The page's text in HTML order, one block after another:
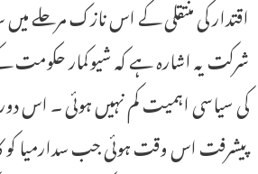
اقتدار کی منتقلی کے اس نازک مرحلے
شرکت یہ اشارہ ہے کہ شیوکمار حکومت
کی سیاسی اہمیت کم نہیں ہوئی ۔ اس
پیشرفت اس وقت ہوئی جب سدارمیا کو